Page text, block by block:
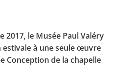
2017, le Musée Paul Valéry
à une seule œuvre
Conception de la chapelle